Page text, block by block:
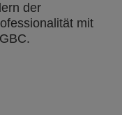
der
mit